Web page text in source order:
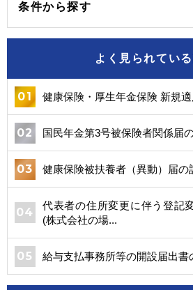
条件から探す
よく見られてい
健康保険・厚生年金保険 新規
国民年金第3号被保険者関係届
健康保険被扶養者（異動）届の
代表者の住所変更に伴う登記
(株式会社の場...
給与支払事務所等の開設届出書